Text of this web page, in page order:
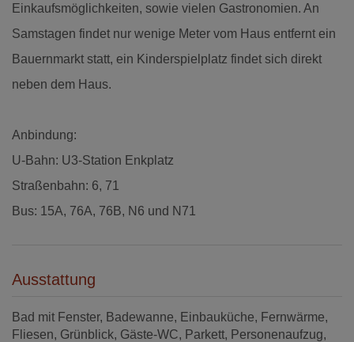
Einkaufsmöglichkeiten, sowie vielen Gastronomien. An
Samstagen findet nur wenige Meter vom Haus entfernt ein
Bauernmarkt statt, ein Kinderspielplatz findet sich direkt
neben dem Haus.
Anbindung:
U-Bahn: U3-Station Enkplatz
Straßenbahn: 6, 71
Bus: 15A, 76A, 76B, N6 und N71
Ausstattung
Bad mit Fenster Badewanne Einbauküche
Fernwärme
Fliesen Grünblick Gäste-WC Parkett
Personenaufzug